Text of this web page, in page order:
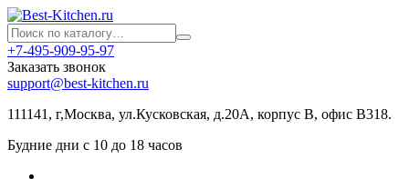
+7-495-909-95-97
Заказать звонок
support@best-kitchen.ru
111141, г,Москва, ул.Кусковская, д.20А, корпус В, офис В318.
Будние дни с 10 до 18 часов